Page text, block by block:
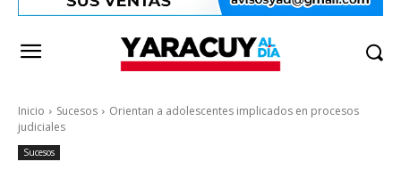
Inicio Sucesos
Orientan a adolescentes implicados en procesos
judiciales
Sucesos